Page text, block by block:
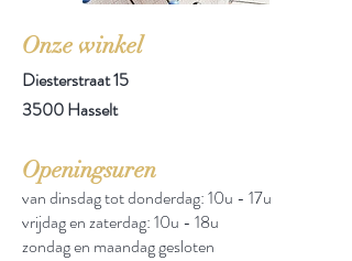
Onze winkel
Diesterstraat 15
3500 Hasselt
Openingsuren
van dinsdag tot donderdag: 10u - 17u
vrijdag en zaterdag: 10u - 18u
zondag en maandag gesloten